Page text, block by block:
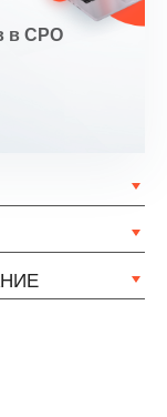
в СРО